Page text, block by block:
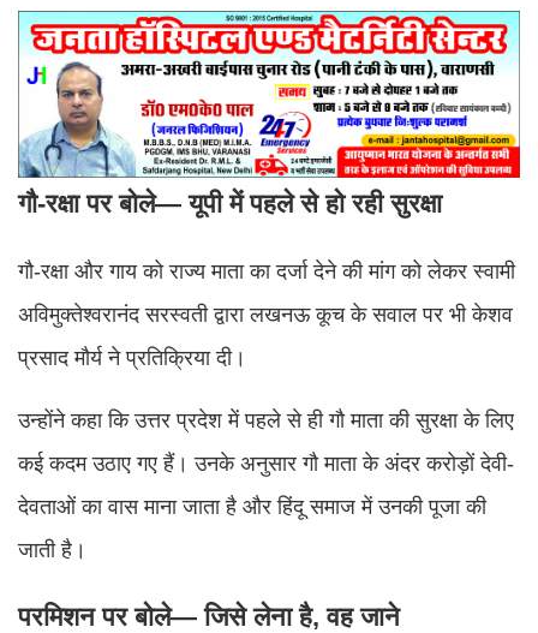
गौ-रक्षा पर बोले— यूपी में पहले से हो रही सुरक्षा
गौ-रक्षा और गाय को राज्य माता का दर्जा देने की मांग को लेकर स्वामी
अविमुक्तेश्वरानंद सरस्वती द्वारा लखनऊ कूच के सवाल पर भी केशव
प्रसाद मौर्य ने प्रतिक्रिया दी।
उन्होंने कहा कि उत्तर प्रदेश में पहले से ही गौ माता की सुरक्षा के लिए
कई कदम उठाए गए हैं। उनके अनुसार गौ माता के अंदर करोड़ों देवी-
देवताओं का वास माना जाता है और हिंदू समाज में उनकी पूजा की
जाती है।
परमिशन पर बोले— जिसे लेना है, वह जाने